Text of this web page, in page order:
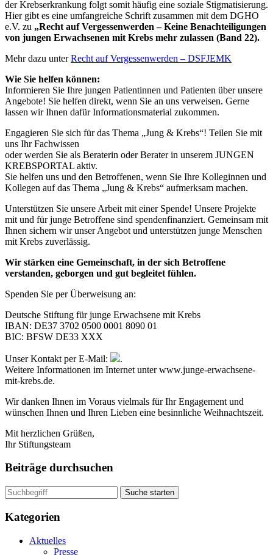
der Krebserkrankung folgt somit häufig eine soziale Stigmatisierung.
Hier gibt es eine umfangreiche Schrift zusammen mit dem DGHO
e.V. zu „Recht auf Vergessenwerden – Keine Benachteiligungen
von jungen Erwachsenen mit Krebs mehr zulassen (Band 22).
Mehr dazu unterRecht auf Vergessenwerden – DSFJEMK
Wie Sie helfen können:
Informieren Sie Ihre jungen Patientinnen und Patienten über unsere
Angebote! Sie helfen direkt, wenn Sie an uns verweisen. Gerne
lassen wir Ihnen dafür Informationsmaterial zukommen.
Engagieren Sie sich für das Thema „Jung & Krebs“! Teilen Sie mit
uns Ihr Fachwissen
oder werden Sie als Beraterin oder Berater in unserem JUNGEN
KREBSPORTAL aktiv.
Sie helfen uns und den Betroffenen, wenn Sie Ihre Kolleginnen und
Kollegen auf das Thema „Jung & Krebs“ aufmerksam machen.
Unterstützen Sie unsere Arbeit mit einer Spende! Unsere Projekte
mit und für junge Betroffene sind spendenfinanziert. Gemeinsam mit
Ihnen sichern wir unser Angebot und unterstützen junge Menschen
mit Krebs zuverlässig.
Wir stärken eine Gemeinschaft, in der sich Betroffene
verstanden, geborgen und gut begleitet fühlen.
Spenden Sie per Überweisung an:
Deutsche Stiftung für junge Erwachsene mit Krebs
IBAN: DE37 3702 0500 0001 8090 01
BIC: BFSW DE33 XXX
Unser Kontakt per E-Mail:
.
Weitere Informationen im Internet unter www.junge-erwachsene-
mit-krebs.de.
Wir danken Ihnen im Voraus vielmals für Ihr Engagement und
wünschen Ihnen und Ihren Lieben eine besinnliche Weihnachtszeit.
Mit herzlichen Grüßen,
Ihr Stiftungsteam
Beiträge durchsuchen
Suche starten
Kategorien
Aktuelles
Presse